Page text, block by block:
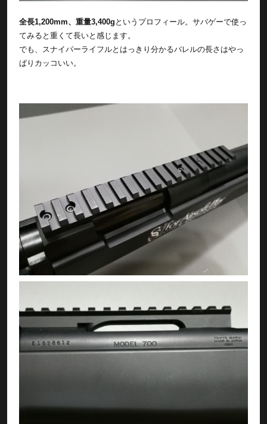
全長1,200mm、重量3,400g というプロフィール。サバゲーで使っ
てみると重くて長いと感じます。
でも、スナイパーライフルとはっきり分かるバレルの長さはやっ
ぱりカッコいい。